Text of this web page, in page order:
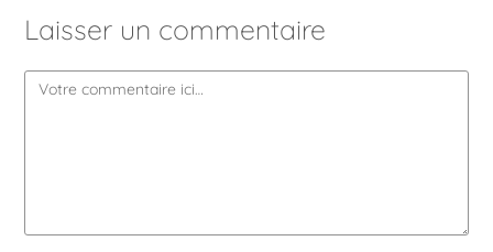
Laisser un commentaire